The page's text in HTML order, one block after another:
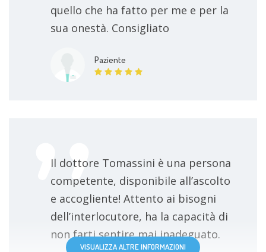
quello che ha fatto per me e per la
sua onestà. Consigliato
Paziente
Il dottore Tomassini è una persona
competente, disponibile all’ascolto
e accogliente! Attento ai bisogni
dell’interlocutore, ha la capacità di
non farti sentire mai inadeguato.
VISUALIZZA ALTRE INFORMAZIONI